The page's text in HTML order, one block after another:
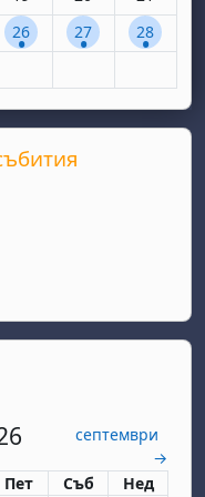
24 септември
четвъртък, 25
1 събитие, петък, 26
26 1 събитие,
27 128
септември
→
петък
Пет събота
Съб неделя
Нед